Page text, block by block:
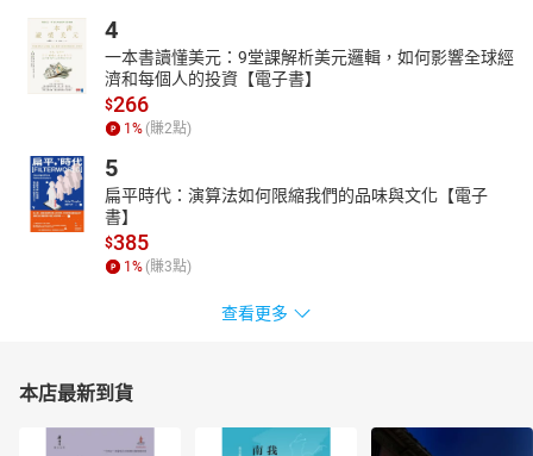
4
一本書讀懂美元：9堂課解析美元邏輯，如何影響全球經
濟和每個人的投資【電子書】
$266
1 % (賺2點)
5
扁平時代：演算法如何限縮我們的品味與文化【電子
書】
$385
1 % (賺3點)
查看更多
本店最新到貨